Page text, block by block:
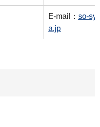
E-mail： so-
a.jp